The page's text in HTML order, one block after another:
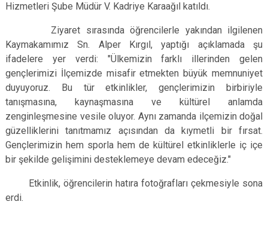
Hizmetleri Şube Müdür V. Kadriye Karaağıl katıldı.
Ziyaret sırasında öğrencilerle yakından ilgilenen
Kaymakamımız Sn. Alper Kırgıl, yaptığı açıklamada şu
ifadelere yer verdi: "Ülkemizin farklı illerinden gelen
gençlerimizi İlçemizde misafir etmekten büyük memnuniyet
duyuyoruz. Bu tür etkinlikler, gençlerimizin birbiriyle
tanışmasına, kaynaşmasına ve kültürel anlamda
zenginleşmesine vesile oluyor. Aynı zamanda ilçemizin doğal
güzelliklerini tanıtmamız açısından da kıymetli bir fırsat.
Gençlerimizin hem sporla hem de kültürel etkinliklerle iç içe
bir şekilde gelişimini desteklemeye devam edeceğiz."
Etkinlik, öğrencilerin hatıra fotoğrafları çekmesiyle sona
erdi.